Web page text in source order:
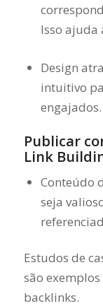
Isso ajuda
Design
intuitivo
engajados.
Publicar
Link
Conteúdo
seja
Estudos de
são
backlinks.